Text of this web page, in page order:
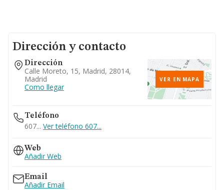
Dirección y contacto
Dirección
Calle Moreto, 15, Madrid, 28014,
Madrid
Como llegar
VER EN MAPA
Teléfono
607... Ver teléfono 607...
Web
Añadir Web
Email
Añadir Email